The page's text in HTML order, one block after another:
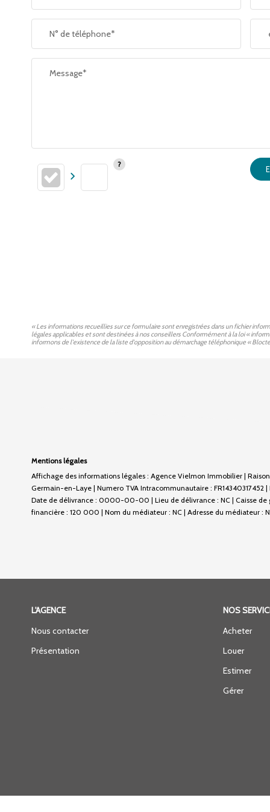
SUPERFICIE :
RESTAURANTS ET CAFÉS
N° de téléphone*
Message*
« Les informations recueillies sur ce formulaire sont enregistrées dans un fichier
légales applicables et sont destinées à nos conseillers Conformément à la loi «
informons de l'existence de la liste d'opposition au démarchage téléphonique «
Mentions légales
Affichage des informations légales : Agence Vielmon Immobilier |
Germain-en-Laye | Numero TVA Intracommunautaire : FR14340317452
Date de délivrance : 0000-00-00 | Lieu de délivrance : NC | Caisse de
financière : 120 000 | Nom du médiateur : NC | Adresse du médiateur :
L'AGENCE
Nous contacter
Présentation
NOS
Acheter
Louer
Estimer
Gérer